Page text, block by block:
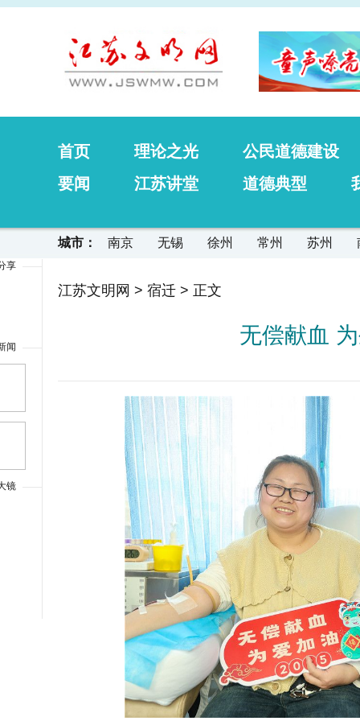
首页 理论之光
公民道德建设
要闻
江苏讲堂 道德典型
城市： 南京 无锡 徐州 常州 苏州
江苏文明网 > 宿迁 > 正文
无偿献血
享
闻
镜